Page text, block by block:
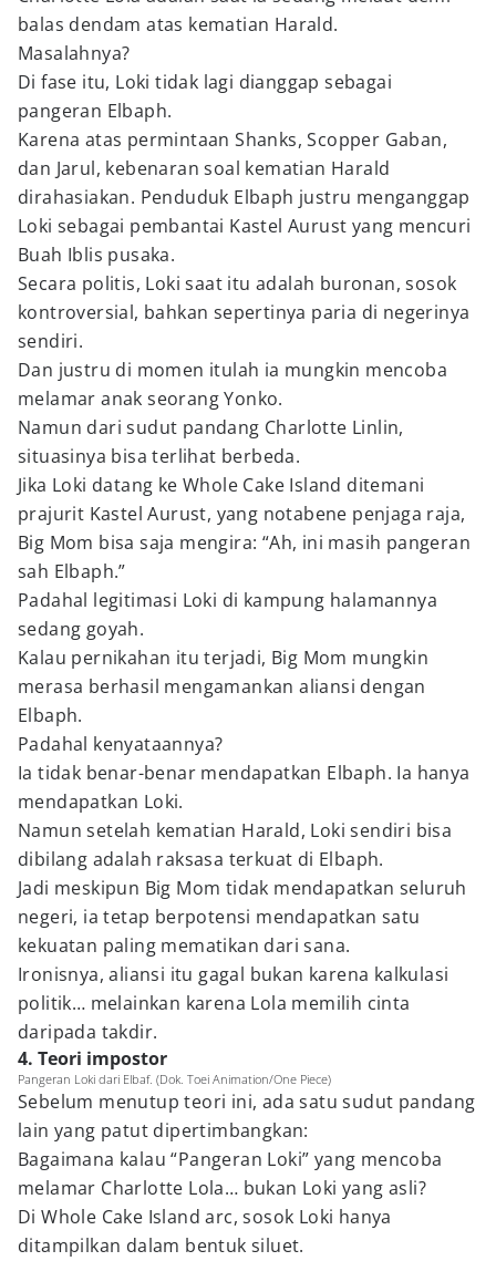
balas dendam atas kematian Harald.
Masalahnya?
Di fase itu, Loki tidak lagi dianggap sebagai
pangeran Elbaph.
Karena atas permintaan Shanks, Scopper Gaban,
dan Jarul, kebenaran soal kematian Harald
dirahasiakan. Penduduk Elbaph justru menganggap
Loki sebagai pembantai Kastel Aurust yang mencuri
Buah Iblis pusaka.
Secara politis, Loki saat itu adalah buronan, sosok
kontroversial, bahkan sepertinya paria di negerinya
sendiri.
Dan justru di momen itulah ia mungkin mencoba
melamar anak seorang Yonko.
Namun dari sudut pandang Charlotte Linlin,
situasinya bisa terlihat berbeda.
Jika Loki datang ke Whole Cake Island ditemani
prajurit Kastel Aurust, yang notabene penjaga raja,
Big Mom bisa saja mengira: “Ah, ini masih pangeran
sah Elbaph.”
Padahal legitimasi Loki di kampung halamannya
sedang goyah.
Kalau pernikahan itu terjadi, Big Mom mungkin
merasa berhasil mengamankan aliansi dengan
Elbaph.
Padahal kenyataannya?
Ia tidak benar-benar mendapatkan Elbaph. Ia hanya
mendapatkan Loki.
Namun setelah kematian Harald, Loki sendiri bisa
dibilang adalah raksasa terkuat di Elbaph.
Jadi meskipun Big Mom tidak mendapatkan seluruh
negeri, ia tetap berpotensi mendapatkan satu
kekuatan paling mematikan dari sana.
Ironisnya, aliansi itu gagal bukan karena kalkulasi
politik… melainkan karena Lola memilih cinta
daripada takdir.
4. Teori impostor
Pangeran Loki dari Elbaf. (Dok. Toei Animation/One Piece)
Sebelum menutup teori ini, ada satu sudut pandang
lain yang patut dipertimbangkan:
Bagaimana kalau “Pangeran Loki” yang mencoba
melamar Charlotte Lola… bukan Loki yang asli?
Di Whole Cake Island arc, sosok Loki hanya
ditampilkan dalam bentuk siluet.